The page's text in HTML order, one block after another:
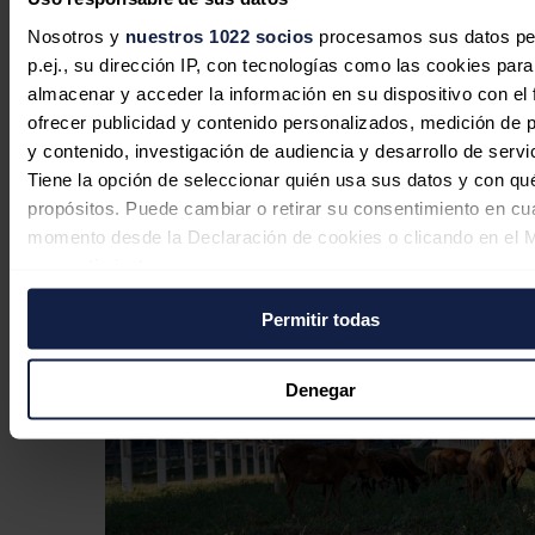
Nosotros y nuestros 1022 socios procesamos sus datos
p.ej., su dirección IP, con tecnologías como las cookies para
almacenar y acceder la información en su dispositivo con el
ofrecer publicidad y contenido personalizados, medición de
y contenido, investigación de audiencia y desarrollo de
Tiene la opción de seleccionar quién usa sus datos y con
propósitos. Puede cambiar o retirar su consentimiento en
momento desde la Declaración de cookies o clicando en el
Si lo permite, también quisiéramos:
Recopilar información sobre su ubicación geográfica
puede tener una precisión de varios metros
Identificar su dispositivo analizándolo activamente
características específicas (huellas digitales)
Obtenga más información sobre cómo se procesan sus
personales y establezca sus preferencias en la
sección de
Permitir todas
Denegar
Noticias relacionadas
Audax obtiene la calificación
'Excelente' en el Solicited
Sustainability Rating de EthiFinance
Redacción21/07/2026